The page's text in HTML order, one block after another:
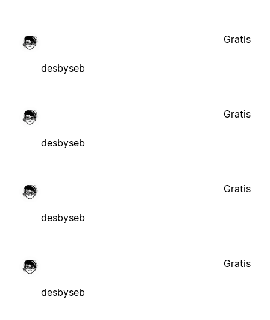
desbyseb
Gratis
desbyseb
Gratis
desbyseb
Gratis
desbyseb
Gratis